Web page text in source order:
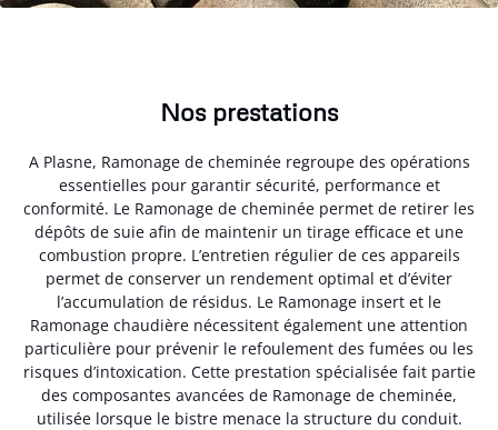
Nos prestations
A Plasne, Ramonage de cheminée regroupe des opérations
essentielles pour garantir sécurité, performance et
conformité. Le Ramonage de cheminée permet de retirer les
dépôts de suie afin de maintenir un tirage efficace et une
combustion propre. L’entretien régulier de ces appareils
permet de conserver un rendement optimal et d’éviter
l’accumulation de résidus. Le Ramonage insert et le
Ramonage chaudière nécessitent également une attention
particulière pour prévenir le refoulement des fumées ou les
risques d’intoxication. Cette prestation spécialisée fait partie
des composantes avancées de Ramonage de cheminée,
utilisée lorsque le bistre menace la structure du conduit.